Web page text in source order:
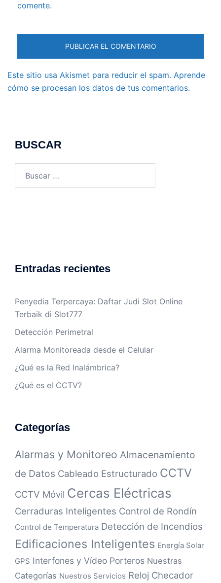
comente.
Este sitio usa Akismet para reducir el spam. Aprende
cómo se procesan los datos de tus comentarios.
BUSCAR
Entradas recientes
Penyedia Terpercaya: Daftar Judi Slot Online
Terbaik di Slot777
Detección Perimetral
Alarma Monitoreada desde el Celular
¿Qué es la Red Inalámbrica?
¿Qué es el CCTV?
Categorías
Alarmas y Monitoreo Almacenamiento
de Datos Cableado Estructurado CCTV
CCTV Móvil Cercas Eléctricas
Cerraduras Inteligentes Control de Rondín
Control de Temperatura Detección de Incendios
Edificaciones Inteligentes Energía Solar
GPS Interfones y Vídeo Porteros Nuestras
Categorías Nuestros Servicios Reloj Checador